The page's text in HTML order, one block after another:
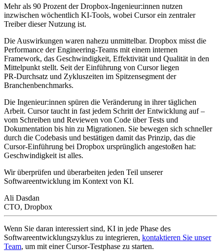
Mehr als 90 Prozent der Dropbox‑Ingenieur:innen nutzen
inzwischen wöchentlich KI‑Tools, wobei Cursor ein zentraler
Treiber dieser Nutzung ist.
Die Auswirkungen waren nahezu unmittelbar. Dropbox misst die
Performance der Engineering‑Teams mit einem internen
Framework, das Geschwindigkeit, Effektivität und Qualität in den
Mittelpunkt stellt. Seit der Einführung von Cursor liegen
PR‑Durchsatz und Zykluszeiten im Spitzensegment der
Branchenbenchmarks.
Die Ingenieur:innen spüren die Veränderung in ihrer täglichen
Arbeit. Cursor taucht in fast jedem Schritt der Entwicklung auf –
vom Schreiben und Reviewen von Code über Tests und
Dokumentation bis hin zu Migrationen. Sie bewegen sich schneller
durch die Codebasis und bestätigen damit das Prinzip, das die
Cursor‑Einführung bei Dropbox ursprünglich angestoßen hat:
Geschwindigkeit ist alles.
Wir überprüfen und überarbeiten jeden Teil unserer
Softwareentwicklung im Kontext von KI.
Ali Dasdan
CTO, Dropbox
Wenn Sie daran interessiert sind, KI in jede Phase des
Softwareentwicklungszyklus zu integrieren, kontaktieren Sie unser
Team, um mit einer Cursor-Testphase zu starten.